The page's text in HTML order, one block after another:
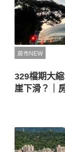
房市NEW
329檔期大
崖下滑？｜